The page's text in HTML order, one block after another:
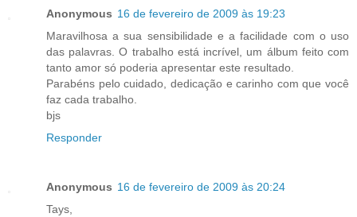
Anonymous 16 de fevereiro de 2009 às 19:23
Maravilhosa a sua sensibilidade e a facilidade com o uso
das palavras. O trabalho está incrível, um álbum feito com
tanto amor só poderia apresentar este resultado.
Parabéns pelo cuidado, dedicação e carinho com que você
faz cada trabalho.
bjs
Responder
Anonymous 16 de fevereiro de 2009 às 20:24
Tays,